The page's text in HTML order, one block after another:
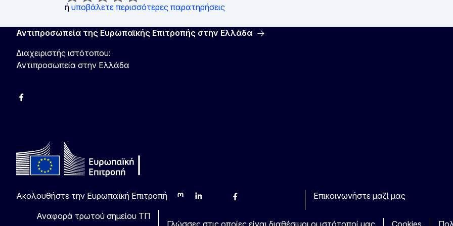
ή υποβάλετε περισσότερες παρατηρήσεις
Αντιπροσωπεία της Ευρωπαϊκής Επιτροπής στην Ελλάδα
Διαχειριστής ιστότοπου:
Αντιπροσωπεία στην Ελλάδα
Facebook
Ακολουθήστε την Ευρωπαϊκή Επιτροπή
MastodonLinkedInBlueskyFacebook
Επικοινωνήστε μαζί μας
Αναφορά τρωτού σημείου ΤΠ